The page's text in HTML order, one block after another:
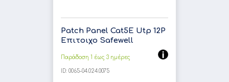
Patch Panel Cat5E Utp 12P
Επιτοιχο Safewell
Παράδοση 1 έως 3 ημέρες
ID: 0065-04.024.0075